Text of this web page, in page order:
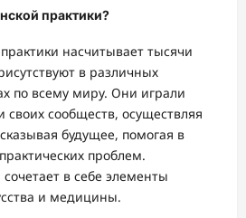
практики?
насчитывает тысячи
в различных
по всему миру. Они играли
сообществ, осуществляя
будущее, помогая в
проблем.
в себе элементы
и медицины.